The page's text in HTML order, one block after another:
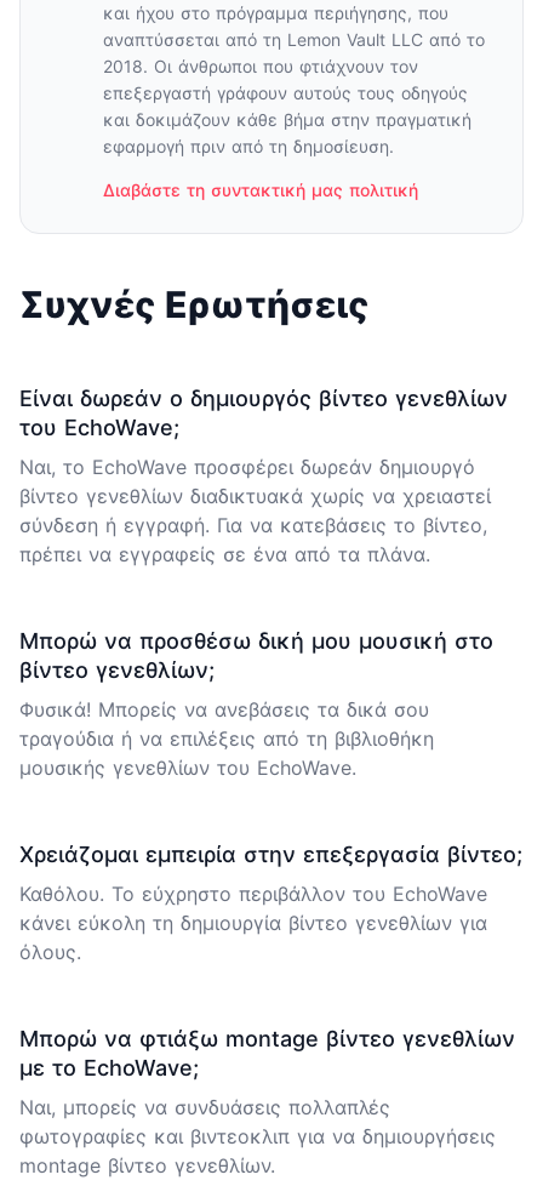
και ήχου στο πρόγραμμα περιήγησης, που
αναπτύσσεται από τη Lemon Vault LLC από το
2018. Οι άνθρωποι που φτιάχνουν τον
επεξεργαστή γράφουν αυτούς τους οδηγούς
και δοκιμάζουν κάθε βήμα στην πραγματική
εφαρμογή πριν από τη δημοσίευση.
Διαβάστε τη συντακτική μας πολιτική
Συχνές Ερωτήσεις
Είναι δωρεάν ο δημιουργός βίντεο γενεθλίων
του EchoWave;
Ναι, το EchoWave προσφέρει δωρεάν δημιουργό
βίντεο γενεθλίων διαδικτυακά χωρίς να χρειαστεί
σύνδεση ή εγγραφή. Για να κατεβάσεις το βίντεο,
πρέπει να εγγραφείς σε ένα από τα πλάνα.
Μπορώ να προσθέσω δική μου μουσική στο
βίντεο γενεθλίων;
Φυσικά! Μπορείς να ανεβάσεις τα δικά σου
τραγούδια ή να επιλέξεις από τη βιβλιοθήκη
μουσικής γενεθλίων του EchoWave.
Χρειάζομαι εμπειρία στην επεξεργασία βίντεο;
Καθόλου. Το εύχρηστο περιβάλλον του EchoWave
κάνει εύκολη τη δημιουργία βίντεο γενεθλίων για
όλους.
Μπορώ να φτιάξω montage βίντεο γενεθλίων
με το EchoWave;
Ναι, μπορείς να συνδυάσεις πολλαπλές
φωτογραφίες και βιντεοκλιπ για να δημιουργήσεις
montage βίντεο γενεθλίων.